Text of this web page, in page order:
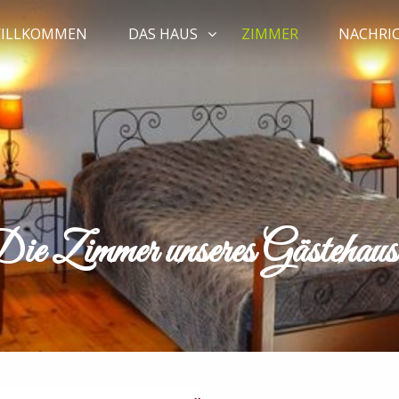
DAS HAUS ZIMMER
Zimmer unseres